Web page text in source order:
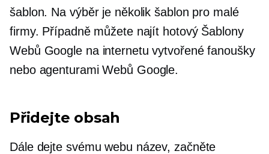
šablon. Na výběr je několik šablon pro malé
firmy. Případně můžete najít hotovýŠablony
Webů Google na internetu vytvořené fanoušky
nebo agenturami Webů Google.
Přidejte obsah
Dále dejte svému webu název, začněte